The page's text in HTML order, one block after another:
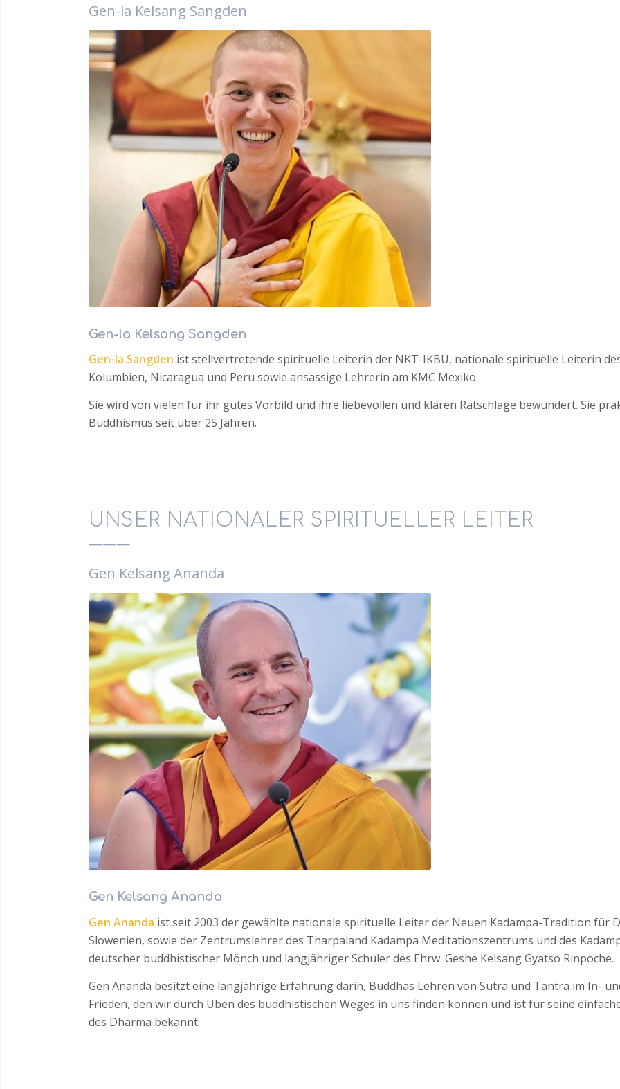
Gen-la Kelsang Sangden
Gen-la Kelsang Sangden
Gen-la Sangden ist stellvertretende spirituelle Leiterin der NKT-IKBU, nationale spirituelle Leiterin
Kolumbien, Nicaragua und Peru sowie ansässige Lehrerin am KMC Mexiko.
Sie wird von vielen für ihr gutes Vorbild und ihre liebevollen und klaren Ratschläge bewundert. Sie
Buddhismus seit über 25 Jahren.
UNSER NATIONALER SPIRITUELLER LEITER
———
Gen Kelsang Ananda
Gen Kelsang Ananda
Gen Ananda ist seit 2003 der gewählte nationale spirituelle Leiter der Neuen Kadampa-Tradition für
Slowenien, sowie der Zentrumslehrer des Tharpaland Kadampa Meditationszentrums und des
deutscher buddhistischer Mönch und langjähriger Schüler des Ehrw. Geshe Kelsang Gyatso Rinpoche.
Gen Ananda besitzt eine langjährige Erfahrung darin, Buddhas Lehren von Sutra und Tantra im In-
Frieden, den wir durch Üben des buddhistischen Weges in uns finden können und ist für seine
des Dharma bekannt.